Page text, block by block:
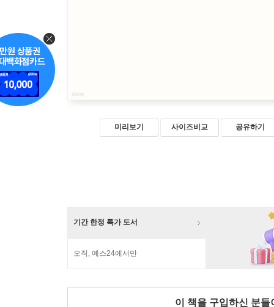
미리보기 사이즈비교 공유하기
기간 한정 특가 도서
오직, 예스24에서만
이 책을 구입하신 분